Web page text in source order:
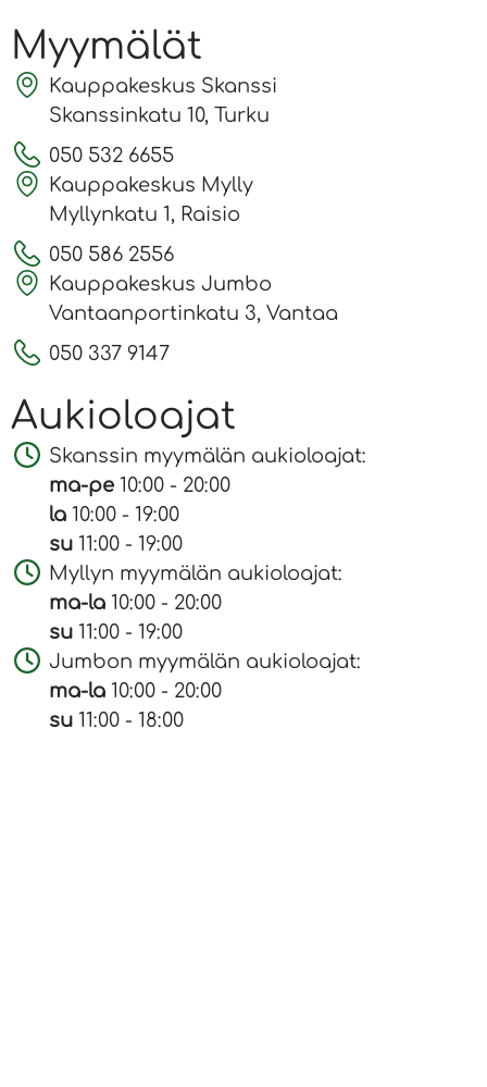
Myymälät
Kauppakeskus Skanssi
Skanssinkatu 10, Turku
050 532 6655
Kauppakeskus Mylly
Myllynkatu 1, Raisio
050 586 2556
Kauppakeskus Jumbo
Vantaanportinkatu 3, Vantaa
050 337 9147
Aukioloajat
Skanssin myymälän aukioloajat:
ma-pe 10:00 - 20:00
la 10:00 - 19:00
su 11:00 - 19:00
Myllyn myymälän aukioloajat:
ma-la 10:00 - 20:00
su 11:00 - 19:00
Jumbon myymälän aukioloajat:
ma-la 10:00 - 20:00
su 11:00 - 18:00